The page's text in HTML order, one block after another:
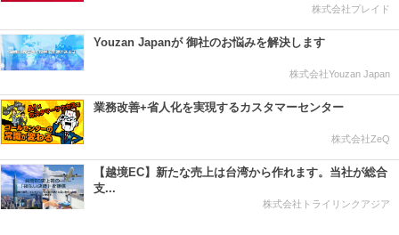
株式会社プレイド
Youzan Japanが 御社のお悩みを解決します
株式会社Youzan Japan
業務改善+省人化を実現するカスタマーセンター
株式会社ZeQ
【越境EC】新たな売上は台湾から作れます。当社が総合
支...
株式会社トライリンクアジア